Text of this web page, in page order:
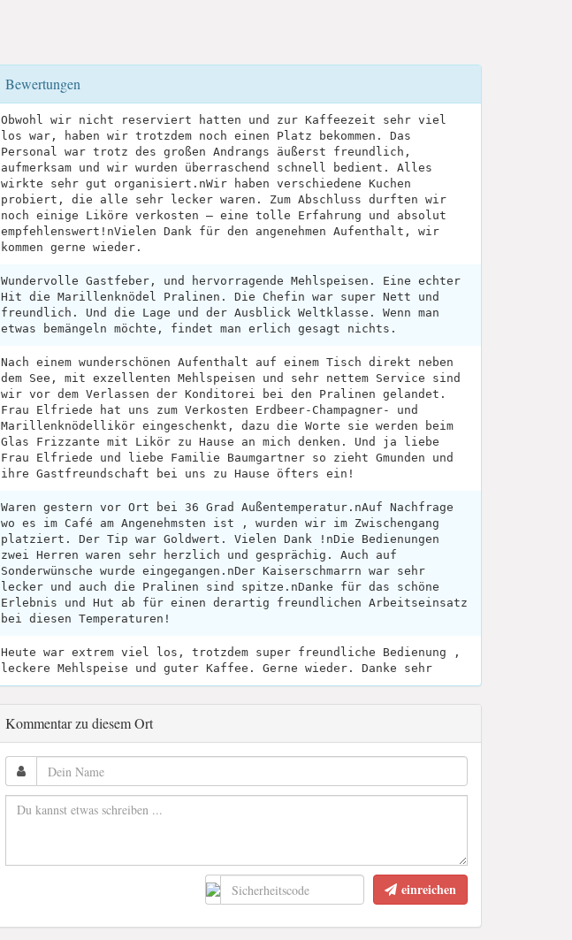
Bewertungen
Obwohl wir nicht reserviert hatten und zur Kaffeezeit sehr viel
los war, haben wir trotzdem noch einen Platz bekommen. Das
Personal war trotz des großen Andrangs äußerst freundlich,
aufmerksam und wir wurden überraschend schnell bedient. Alles
wirkte sehr gut organisiert.nWir haben verschiedene Kuchen
probiert, die alle sehr lecker waren. Zum Abschluss durften wir
noch einige Liköre verkosten – eine tolle Erfahrung und absolut
empfehlenswert!nVielen Dank für den angenehmen Aufenthalt, wir
kommen gerne wieder.
Wundervolle Gastfeber, und hervorragende Mehlspeisen. Eine echter
Hit die Marillenknödel Pralinen. Die Chefin war super Nett und
freundlich. Und die Lage und der Ausblick Weltklasse. Wenn man
etwas bemängeln möchte, findet man erlich gesagt nichts.
Nach einem wunderschönen Aufenthalt auf einem Tisch direkt neben
dem See, mit exzellenten Mehlspeisen und sehr nettem Service sind
wir vor dem Verlassen der Konditorei bei den Pralinen gelandet.
Frau Elfriede hat uns zum Verkosten Erdbeer-Champagner- und
Marillenknödellikör eingeschenkt, dazu die Worte sie werden beim
Glas Frizzante mit Likör zu Hause an mich denken. Und ja liebe
Frau Elfriede und liebe Familie Baumgartner so zieht Gmunden und
ihre Gastfreundschaft bei uns zu Hause öfters ein!
Waren gestern vor Ort bei 36 Grad Außentemperatur.nAuf Nachfrage
wo es im Café am Angenehmsten ist , wurden wir im Zwischengang
platziert. Der Tip war Goldwert. Vielen Dank !nDie Bedienungen
zwei Herren waren sehr herzlich und gesprächig. Auch auf
Sonderwünsche wurde eingegangen.nDer Kaiserschmarrn war sehr
lecker und auch die Pralinen sind spitze.nDanke für das schöne
Erlebnis und Hut ab für einen derartig freundlichen Arbeitseinsatz
bei diesen Temperaturen!
Heute war extrem viel los, trotzdem super freundliche Bedienung ,
leckere Mehlspeise und guter Kaffee. Gerne wieder. Danke sehr
Kommentar zu diesem Ort
einreichen